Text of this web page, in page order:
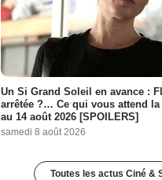
Un Si Grand Soleil en avance :
arrêtée ?… Ce qui vous attend la
au 14 août 2026 [SPOILERS]
samedi 8 août 2026
Toutes les actus Ciné &